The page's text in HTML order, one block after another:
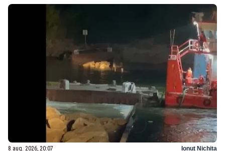
8 aug. 2026, 20:07 Ionuț Nichita